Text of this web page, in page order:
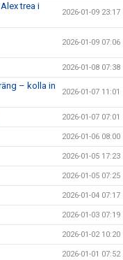
trea i
2026-01-09 23:17
2026-01-09 07:06
2026-01-08 07:38
– kolla in
2026-01-07 11:01
2026-01-07 07:01
2026-01-06 08:00
2026-01-05 17:23
2026-01-05 07:25
2026-01-04 07:17
2026-01-03 07:19
2026-01-02 10:20
2026-01-01 07:52